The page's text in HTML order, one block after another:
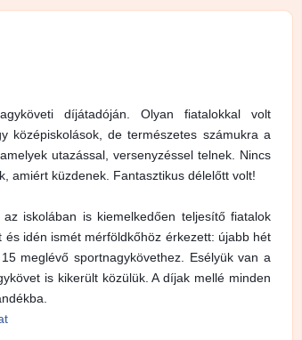
díjátadóján. Olyan fiatalokkal volt
középiskolások, de természetes számukra a
utazással, versenyzéssel telnek. Nincs
amiért küzdenek. Fantasztikus délelőtt volt!
iskolában is kiemelkedően teljesítő fiatalok
idén ismét mérföldkőhöz érkezett: újabb hét
meglévő sportnagykövethez. Esélyük van a
is kikerült közülük. A díjak mellé minden